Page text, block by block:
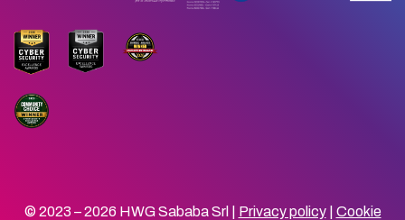
© 2023 – 2026 HWG Sababa Srl | Privacy policy| Cookie